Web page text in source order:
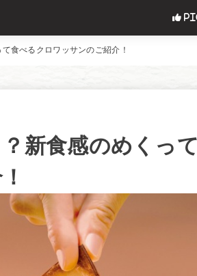
食べるクロワッサンのご紹介！
新食感のめくっ